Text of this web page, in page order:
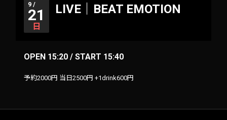
9 /
21
日
LIVE｜BEAT EMOTION
OPEN 15:20 / START 15:40
予約2000円 当日2500円 +1drink600円